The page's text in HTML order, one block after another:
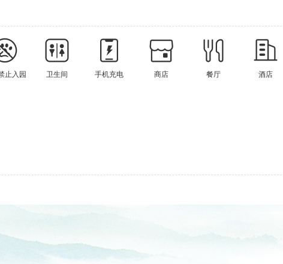
止入园 卫生间 手机充电 商店 餐厅 酒店